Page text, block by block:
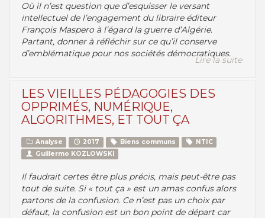
Où il n’est question que d’esquisser le versant
intellectuel de l’engagement du libraire éditeur
François Maspero à l’égard la guerre d’Algérie.
Partant, donner à réfléchir sur ce qu’il conserve
d’emblématique pour nos sociétés démocratiques.
Lire la suite
LES VIEILLES PÉDAGOGIES DES
OPPRIMÉS, NUMÉRIQUE,
ALGORITHMES, ET TOUT ÇA
Analyse 2017 Biens communs
NTIC
Guillermo KOZLOWSKI
Il faudrait certes être plus précis, mais peut-être pas
tout de suite. Si « tout ça » est un amas confus alors
partons de la confusion. Ce n’est pas un choix par
défaut, la confusion est un bon point de départ car